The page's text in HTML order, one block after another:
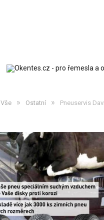
Vše » Ostatní »
Pneuservis